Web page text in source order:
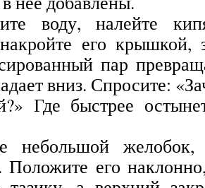
воду, налейте
его крышкой,
пар
вниз. Спросите:
Где быстрее
небольшой
Положите его